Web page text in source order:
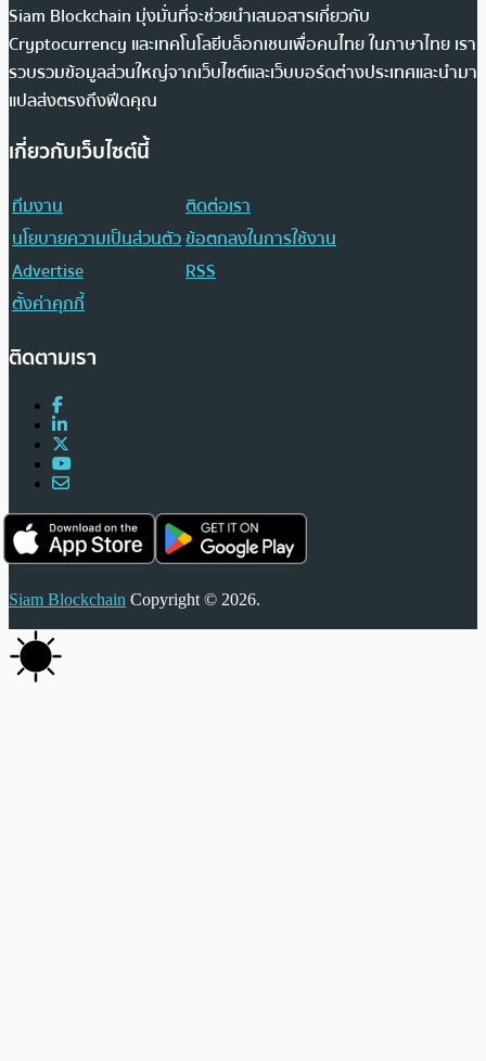
Siam Blockchain มุ่งมั่นที่จะช่วยนำเสนอสารเกี่ยวกับ
Cryptocurrency และเทคโนโลยีบล็อกเชนเพื่อคนไทย ในภาษาไทย เรา
รวบรวมข้อมูลส่วนใหญ่จากเว็บไซต์และเว็บบอร์ดต่างประเทศและนำมา
แปลส่งตรงถึงฟีดคุณ
เกี่ยวกับเว็บไซต์นี้
ทีมงาน
ติดต่อเรา
นโยบายความเป็นส่วนตัวข้อตกลงในการใช้งาน
Advertise
RSS
ตั้งค่าคุกกี้
ติดตามเรา
Siam Blockchain Copyright © 2026.